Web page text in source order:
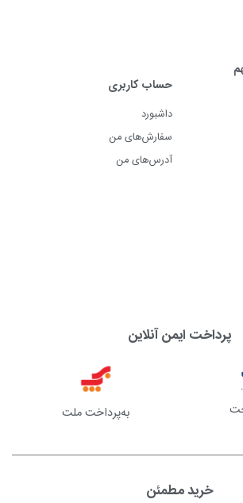
حساب کاربری
داشبورد
سفارش‌های من
آدرس‌های من
پرداخت ایمن آنلاین
به‌پرداخت ملت
خرید مطمئن